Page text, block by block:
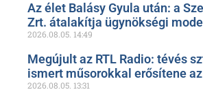
Az élet Balásy Gyula után: a
Zrt. átalakítja ügynökségi
2026.08.05. 14:49
Megújult az RTL Radio: tévés
ismert műsorokkal erősítene az
2026.08.05. 13:31